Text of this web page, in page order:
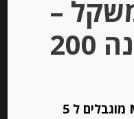
–
מינימום הזמנה 200
** מוצרי De cecco ו Mutti מוגבלים ל 5